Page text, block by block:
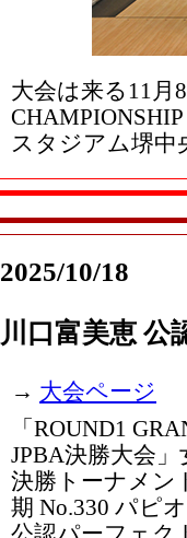
大会は来る11月
スタジアム堺中
2025/10/18
川口富美恵 公
→ 大会ページ
「ROUND1
JPBA決勝大会
決勝トーナメン
期 No.330 パピ